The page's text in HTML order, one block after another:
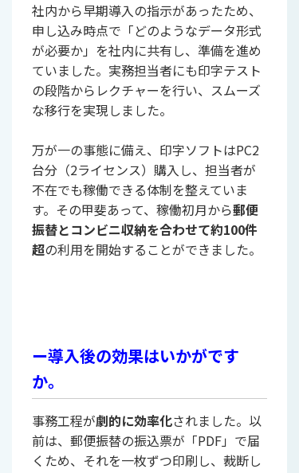
社内から早期導入の指示があったため、
申し込み時点で「どのようなデータ形式
が必要か」を社内に共有し、準備を進め
ていました。実務担当者にも印字テスト
の段階からレクチャーを行い、スムーズ
な移行を実現しました。
万が一の事態に備え、印字ソフトはPC2
台分（2ライセンス）購入し、担当者が
不在でも稼働できる体制を整えていま
す。その甲斐あって、稼働初月から郵便
振替とコンビニ収納を合わせて約100件
超の利用を開始することができました。
ー導入後の効果はいかがです
か。
事務工程が劇的に効率化されました。以
前は、郵便振替の振込票が「PDF」で届
くため、それを一枚ずつ印刷し、裁断し